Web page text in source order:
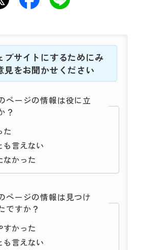
ブサイトにするためにみ
見をお聞かせください
ページの情報は役に立
？
た
も言えない
なかった
ページの情報は見つけ
ですか？
すかった
も言えない